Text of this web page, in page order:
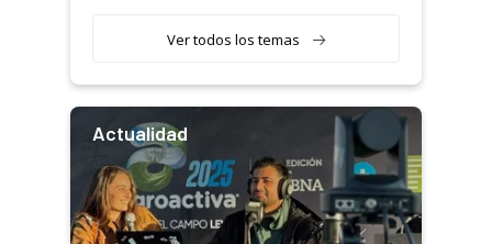
Ver todos los temas
Actualidad